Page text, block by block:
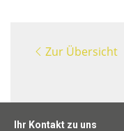
Zur Übersicht
Ihr Kontakt zu uns